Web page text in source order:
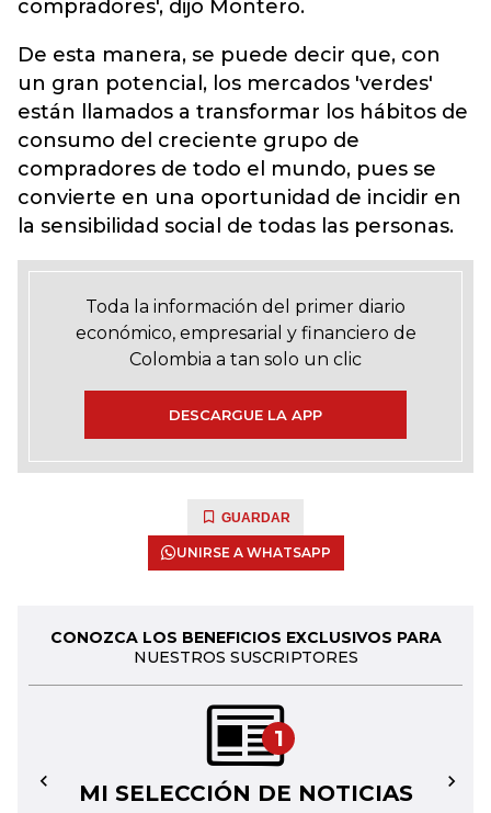
compradores', dijo Montero.
De esta manera, se puede decir que, con
un gran potencial, los mercados 'verdes'
están llamados a transformar los hábitos de
consumo del creciente grupo de
compradores de todo el mundo, pues se
convierte en una oportunidad de incidir en
la sensibilidad social de todas las personas.
Toda la información del primer diario
económico, empresarial y financiero de
Colombia a tan solo un clic
DESCARGUE LA APP
GUARDAR
UNIRSE A WHATSAPP
CONOZCA LOS BENEFICIOS EXCLUSIVOS PARA
NUESTROS SUSCRIPTORES
1
MI SELECCIÓN DE NOTICIAS
← →